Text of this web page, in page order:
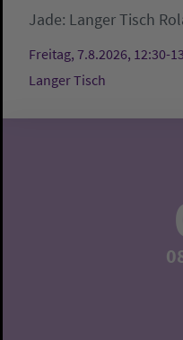
Jade: Langer Tisch
Freitag, 7.8.2026, 12:30-
Langer Tisch